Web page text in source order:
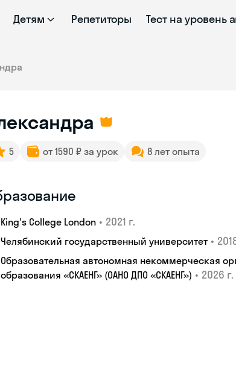
Детям Репетиторы Тест на уровень
5 от 1590 ₽ за урок 8 лет опыта
King's College London • 2021 г.
Челябинский государственный университет •
Образовательная автономная некоммерческая
образования «СКАЕНГ» (ОАНО ДПО «СКАЕНГ») • 2026 г.